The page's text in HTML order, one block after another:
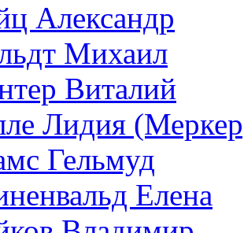
Александр
Михаил
Виталий
Лидия
Гельмуд
Елена